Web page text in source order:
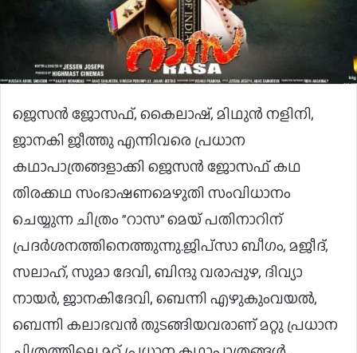
ജെസന്‍ ജോസഫ്, കൈലാഷ്, മിഥുന്‍ നളിനി,
ജാനകി ജീത്തു എന്നിവരെ പ്രധാന
കഥാപാത്രങ്ങളാക്കി ജെസന്‍ ജോസഫ് കഥ
തിരക്കഥ സംഭാഷണമെഴുതി സംവിധാനം
ചെയ്യുന്ന ചിത്രം ”റാസ” മെയ് പതിനാറിന്
പ്രദർശനത്തിനെത്തുന്നു.ജിപ്‌സാ ബീഗം, മജീദ്,
സലാഹ്, സുമാ ദേവി, ബിന്ദു വരാപ്പുഴ, ദിവ്യാ
നായര്‍, ജാനകിദേവി, ബെന്നി എഴുകുംവയല്‍,
ബെന്നി കലാഭവന്‍ തുടങ്ങിയവരാണ് മറ്റു പ്രധാന